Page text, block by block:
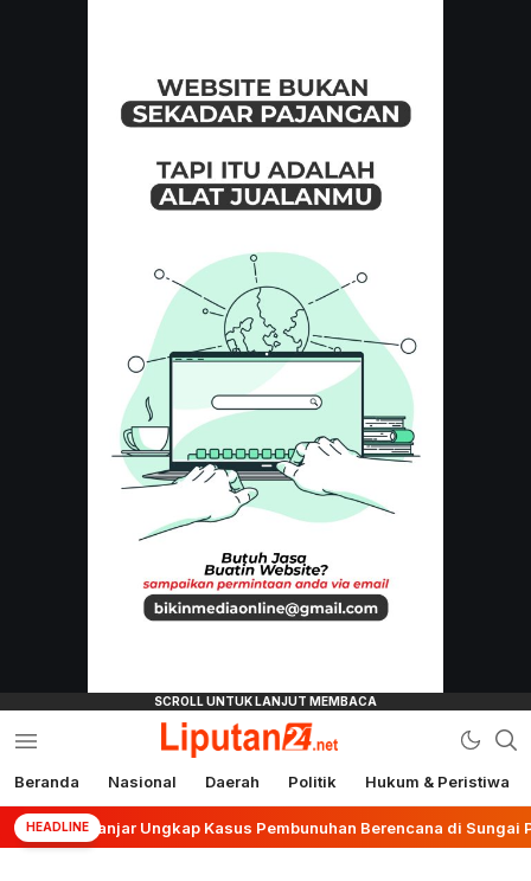
liputan24.net
Beranda Nasional Daerah Politik Hukum & Peristiwa
HEADLINE
Banjar Ungkap Kasus Pembunuhan Berencana di Sungai Pinang